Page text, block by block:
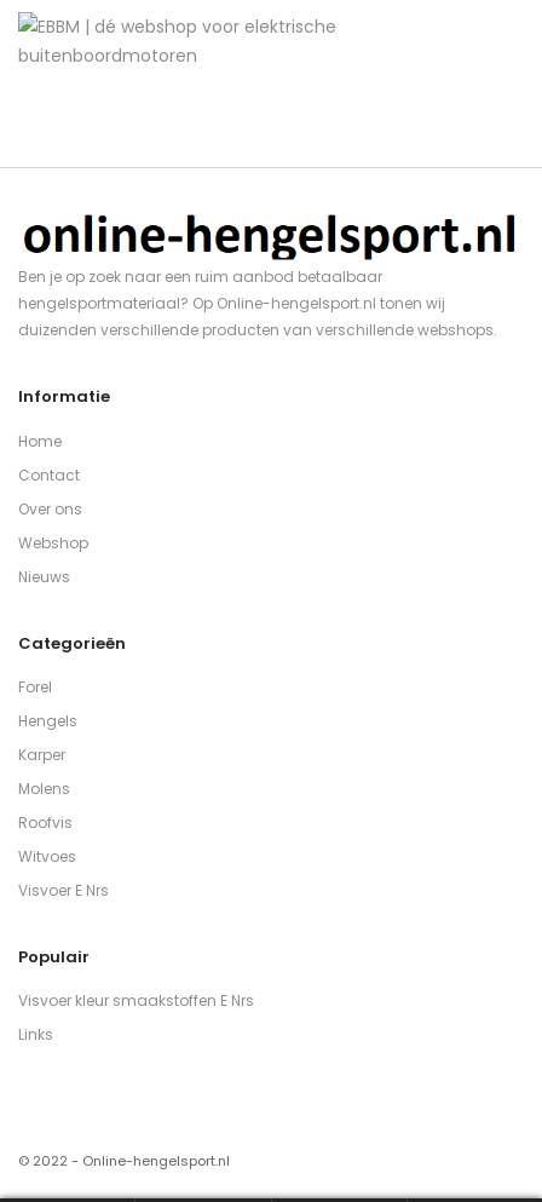
Ben je op zoek naar een ruim aanbod betaalbaar
hengelsportmateriaal? Op Online-hengelsport.nl tonen wij
duizenden verschillende producten van verschillende webshops.
Informatie
Home
Contact
Over ons
Webshop
Nieuws
Categorieën
Forel
Hengels
Karper
Molens
Roofvis
Witvoes
Visvoer E Nrs
Populair
Visvoer kleur smaakstoffen E Nrs
Links
© 2022 - Online-hengelsport.nl